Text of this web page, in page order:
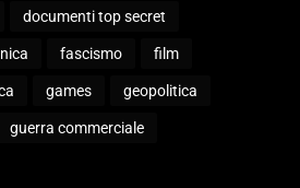
documenti top secret
fascismo film
games geopolitica
guerra commerciale